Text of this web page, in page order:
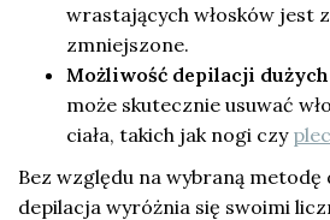
wrastających włosków jest
zmniejszone.
Możliwość depilacji
może skutecznie usuwać
ciała, takich jak nogi czy
Bez względu na wybraną
depilacja wyróżnia się swoimi